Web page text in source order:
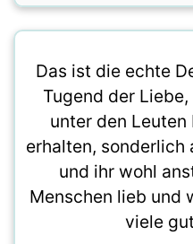
Das ist die echte
Tugend der
unter den Leuten
erhalten, sonderlich
und ihr wohl
Menschen lieb und
viele